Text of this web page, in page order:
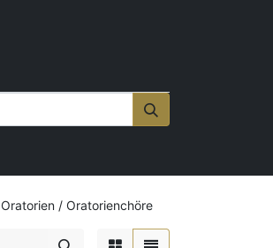
Oratorien / Oratorienchöre